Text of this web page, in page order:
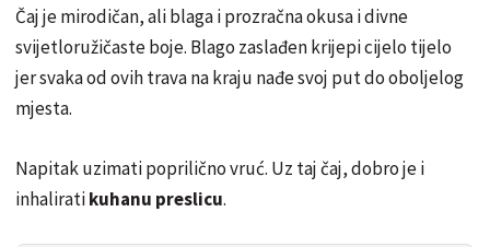
Čaj je mirodičan, ali blaga i prozračna okusa i divne
svijetloružičaste boje. Blago zaslađen krijepi cijelo tijelo
jer svaka od ovih trava na kraju nađe svoj put do oboljelog
mjesta.
Napitak uzimati poprilično vruć. Uz taj čaj, dobro je i
inhaliratikuhanu preslicu.